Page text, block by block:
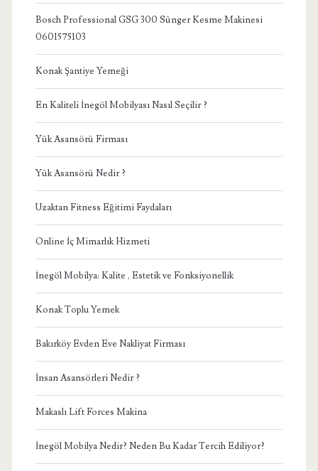
Bosch Professional GSG 300 Sünger Kesme Makinesi
0601575103
Konak Şantiye Yemeği
En Kaliteli İnegöl Mobilyası Nasıl Seçilir ?
Yük Asansörü Firması
Yük Asansörü Nedir ?
Uzaktan Fitness Eğitimi Faydaları
Online İç Mimarlık Hizmeti
İnegöl Mobilya: Kalite , Estetik ve Fonksiyonellik
Konak Toplu Yemek
Bakırköy Evden Eve Nakliyat Firması
İnsan Asansörleri Nedir ?
Makaslı Lift Forces Makina
İnegöl Mobilya Nedir? Neden Bu Kadar Tercih Ediliyor?